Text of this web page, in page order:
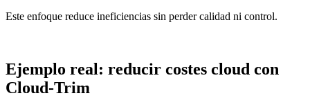
Este enfoque reduce ineficiencias sin perder calidad ni control.
Ejemplo real: reducir costes cloud con
Cloud-Trim